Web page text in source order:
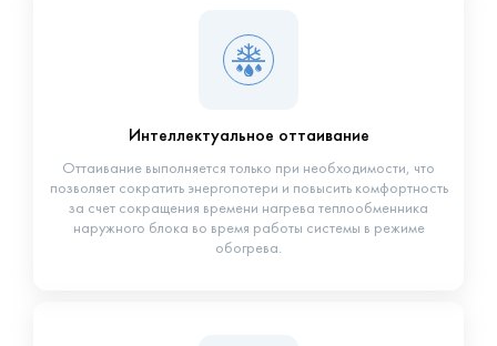
Интеллектуальное оттаивание
Оттаивание выполняется только при необходимости, что
позволяет сократить энергопотери и повысить комфортность
за счет сокращения времени нагрева теплообменника
наружного блока во время работы системы в режиме
обогрева.